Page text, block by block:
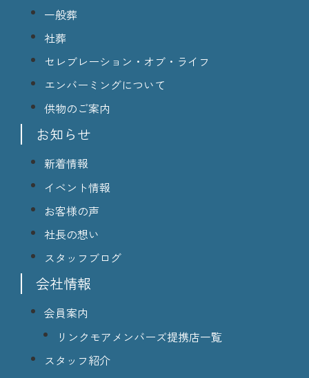
一般葬
社葬
セレブレーション・オブ・ライフ
エンバーミングについて
供物のご案内
お知らせ
新着情報
イベント情報
お客様の声
社長の想い
スタッフブログ
会社情報
会員案内
リンクモアメンバーズ提携店一覧
スタッフ紹介